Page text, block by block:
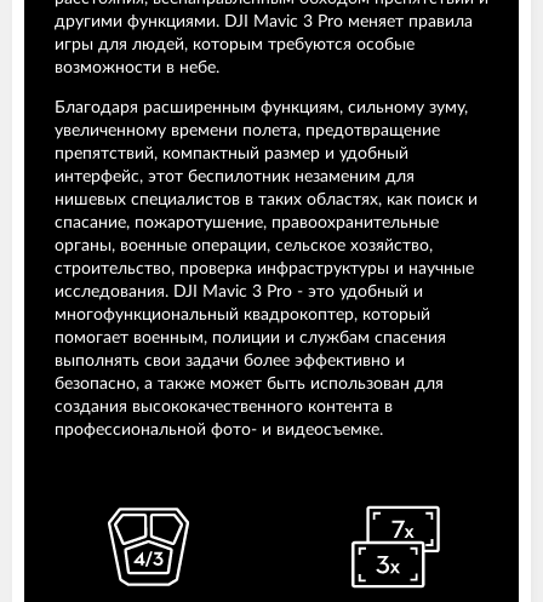
другими функциями. DJI Mavic 3 Pro меняет правила
игры для людей, которым требуются особые
возможности в небе.
Благодаря расширенным функциям, сильному зуму,
увеличенному времени полета, предотвращение
препятствий, компактный размер и удобный
интерфейс, этот беспилотник незаменим для
нишевых специалистов в таких областях, как поиск и
спасание, пожаротушение, правоохранительные
органы, военные операции, сельское хозяйство,
строительство, проверка инфраструктуры и научные
исследования. DJI Mavic 3 Pro - это удобный и
многофункциональный квадрокоптер, который
помогает военным, полиции и службам спасения
выполнять свои задачи более эффективно и
безопасно, а также может быть использован для
создания высококачественного контента в
профессиональной фото- и видеосъемке.